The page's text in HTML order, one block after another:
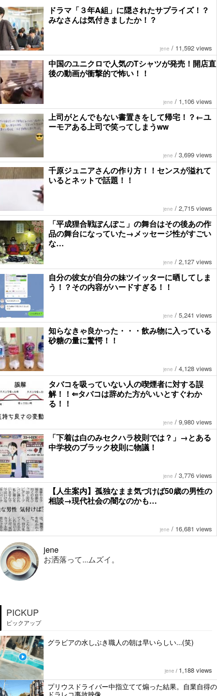
ドラマ「３年A組」に隠されたサプライズ！？
みなさんは気付きましたか！？
jene / 11,592 views
中国のユニクロで人気のTシャツが発売！開店直
後の動画が衝撃的で怖い！！
jene / 1,106 views
上司がとんでもない書置きをして帰宅！？←ユ
ーモアある上司で笑ってしまうww
jene / 3,699 views
千原ジュニアさんの作り方！！センスが溢れて
いるとネットで話題！！
jene / 2,715 views
「平成狸合戦ぽんぽこ」の舞台はその後あの作
品の舞台になっていた→メッセージ性がすごい
な…
jene / 2,127 views
自分の彼女が自分の妹ツイッターに晒してしま
う！？その内容がハードすぎる！！
jene / 5,241 views
知らなきゃ良かった・・・飲み物に入っている
砂糖の量に驚愕！！
jene / 4,128 views
タバコを吸っていない人の喫煙者に対する誤
解！！⇐タバコは辞めた方がいいとすぐわか
る！！
jene / 9,980 views
「下着は白のみセクハラ校則では？」→とある
中学校のブラック校則に物議！
jene / 3,776 views
【人生案内】孤独なまま気づけば50歳の男性の
相談→現代社会の闇なのかも…
jene / 16,681 views
jene
お洒落って...ムズイ。
PICKUP
ピックアップ
グラビアの水しぶき職人の朝は早いらしい...(笑)
jene / 1,188 views
プリウスドライバー中指立てて煽った結果。自業自得の
ドラレコ事故映像。